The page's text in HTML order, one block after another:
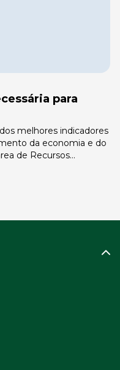
para
melhores indicadores
da economia e do
de Recursos
que pode ter